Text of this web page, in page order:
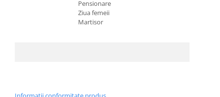
Pensionare
Ziua femeii
Martisor